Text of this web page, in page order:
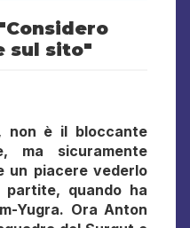
sul sito"
non è il bloccante
ma sicuramente
un piacere vederlo
partite, quando ha
Yugra. Ora Anton